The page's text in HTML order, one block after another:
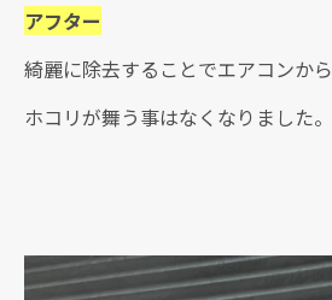
アフター
綺麗に除去することでエアコンから
ホコリが舞う事はなくなりました。